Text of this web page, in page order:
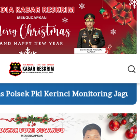
Jagung Pipil 1 Ha di Lahan